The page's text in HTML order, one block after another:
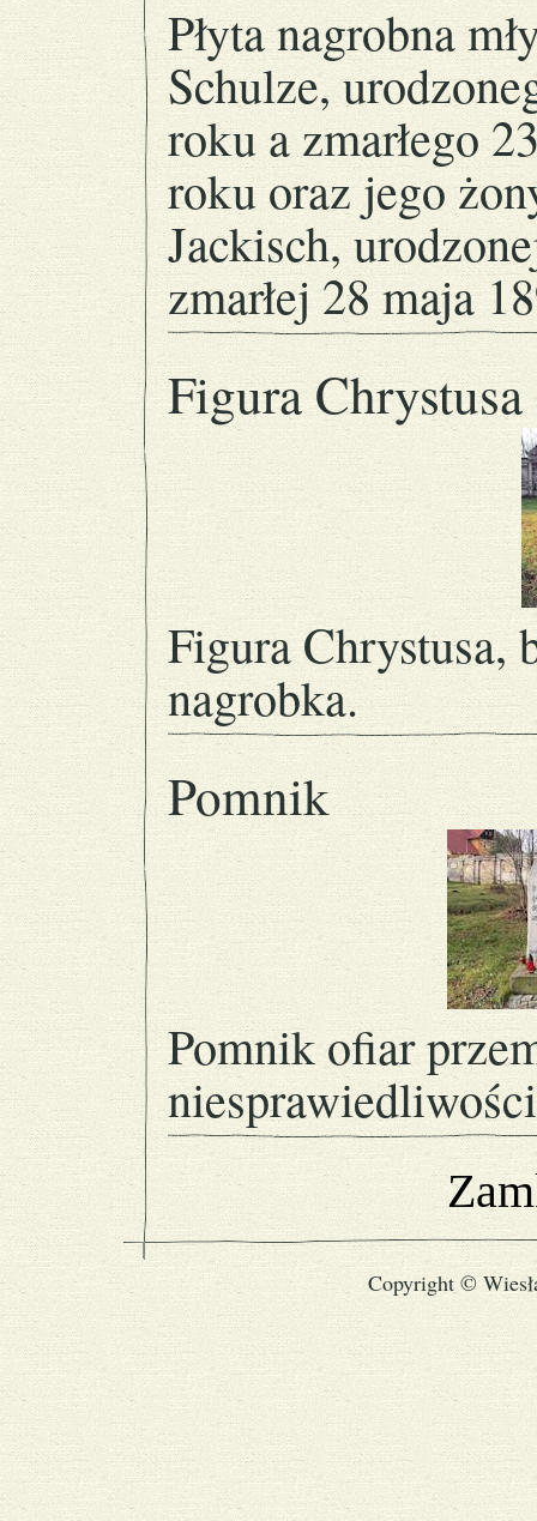
Płyta nagrobna
Schulze,
roku a zmarłego
roku oraz jego
Jackisch,
zmarłej 28 maja
Figura Chrystusa
Figura Chrystusa,
nagrobka.
Pomnik
Pomnik ofiar
Copyright ©